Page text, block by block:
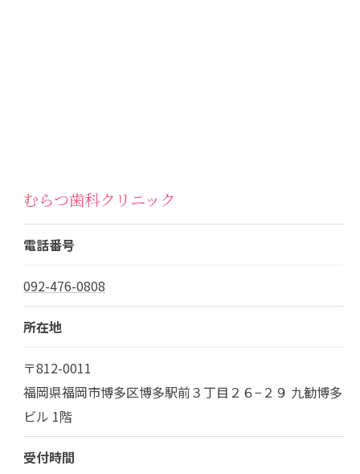
むらつ歯科クリニック
電話番号
092-476-0808
所在地
〒812-0011
福岡県福岡市博多区博多駅前３丁目２６−２９ 九勧博多
ビル 1階
受付時間